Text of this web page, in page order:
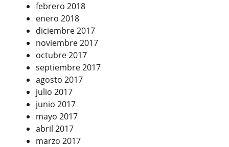
febrero 2018
enero 2018
diciembre 2017
noviembre 2017
octubre 2017
septiembre 2017
agosto 2017
julio 2017
junio 2017
mayo 2017
abril 2017
marzo 2017